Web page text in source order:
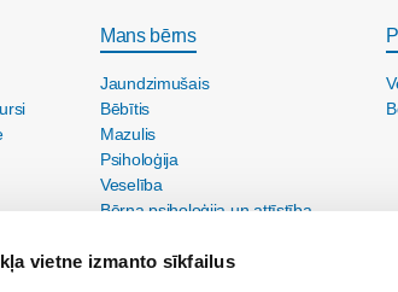
vietne izmanto sīkfailus
Mans bērns
Jaundzimušais
Bēbītis
Mazulis
Psiholoģija
Veselība
Bērna psiholoģija un attīstība